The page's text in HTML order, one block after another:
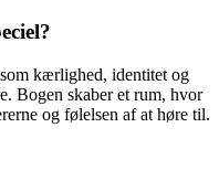
kærlighed, identitet og
Bogen skaber et rum, hvor
og følelsen af at høre til.